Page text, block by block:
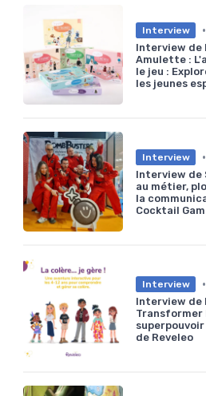
Interview •
Interview de
Amulette :
le jeu :
les jeunes
Interview •
Interview de
au métier,
la
Cocktail
Interview •
Interview de
Transformer
de Reveleo